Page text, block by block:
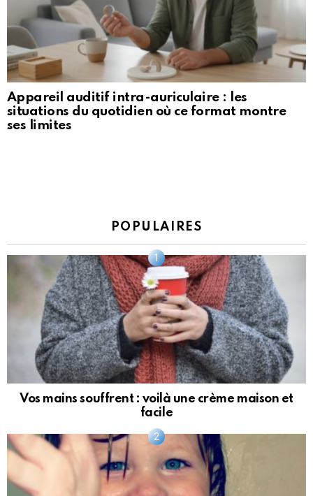
Appareil auditif intra-auriculaire : les
situations du quotidien où ce format montre
ses limites
POPULAIRES
Vos mains souffrent : voilà une crème maison et
facile